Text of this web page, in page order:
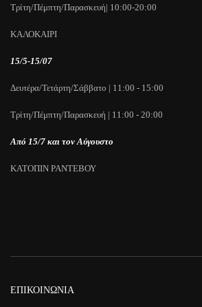
Τρίτη/Πέμπτη/Παρασκευή| 10:00-20:00
ΚΑΛΟΚΑΙΡΙ
15/5-15/07
Δευτέρα/Τετάρτη/Σάββατο | 11:00 - 15:00
Τρίτη/Πέμπτη/Παρασκευή | 11:00 - 20:00
Από 15/7 και τον Αύγουστο
ΚΑΤΟΠΙΝ ΡΑΝΤΕΒΟΥ
ΕΠΙΚΟΙΝΩΝΙΑ